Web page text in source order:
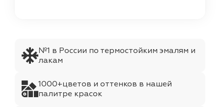
№1 в России по термостойким эмалям и
лакам
1000+цветов и оттенков в нашей
палитре красок